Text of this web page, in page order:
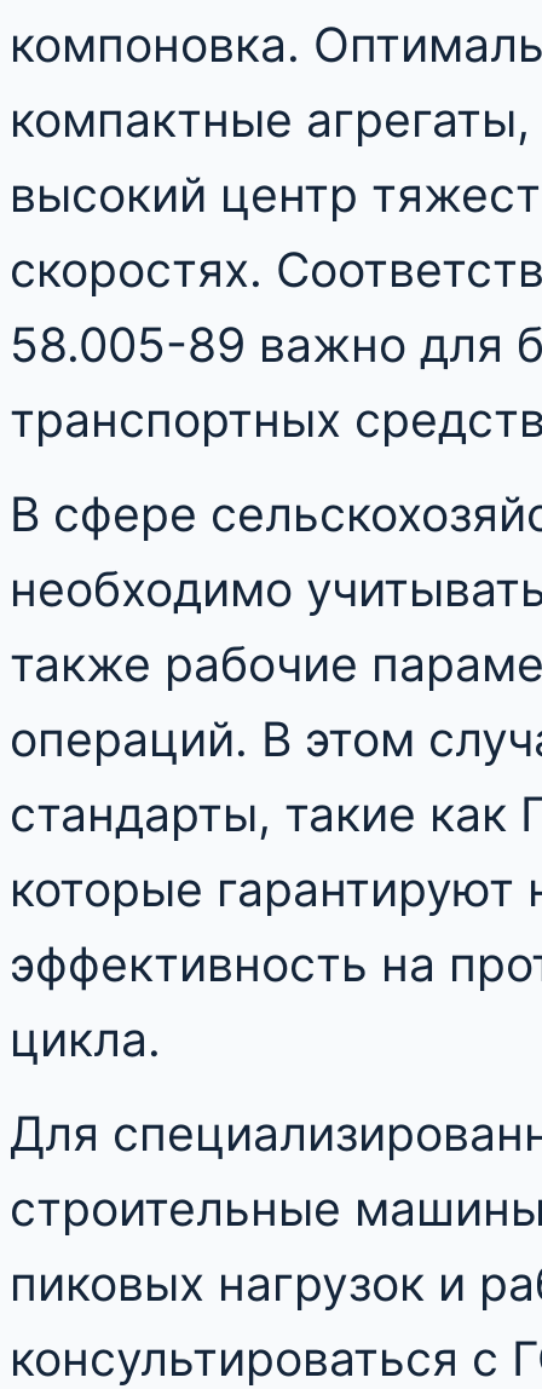
компоновка.
компактные
высокий центр
скоростях.
58.005-89 важно для
транспортных
В сфере
необходимо
также рабочие
операций. В этом
стандарты, такие
которые гарантируют
эффективность на
цикла.
Для
строительные
пиковых нагрузок и
консультироваться